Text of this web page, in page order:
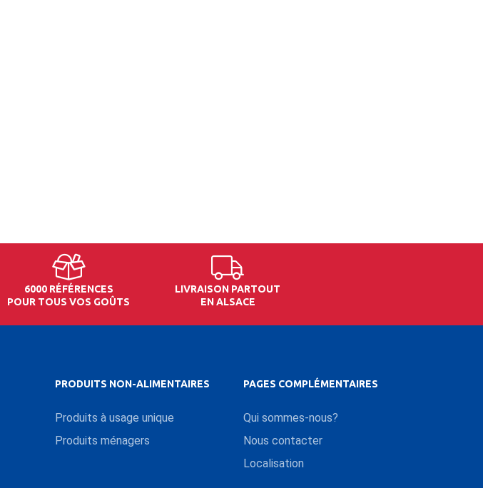
6000 RÉFÉRENCES
POUR TOUS VOS GOÛTS
LIVRAISON PARTOUT
EN ALSACE
PRODUITS NON-ALIMENTAIRES
Produits à usage unique
Produits ménagers
PAGES COMPLÉMENTAIRES
Qui sommes-nous?
Nous contacter
Localisation